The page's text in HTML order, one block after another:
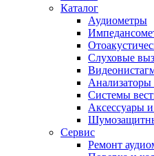
Каталог
Аудиометры
Cлуховые
Анализаторы
Системы
Аксессуары
Сервис
Ремонт